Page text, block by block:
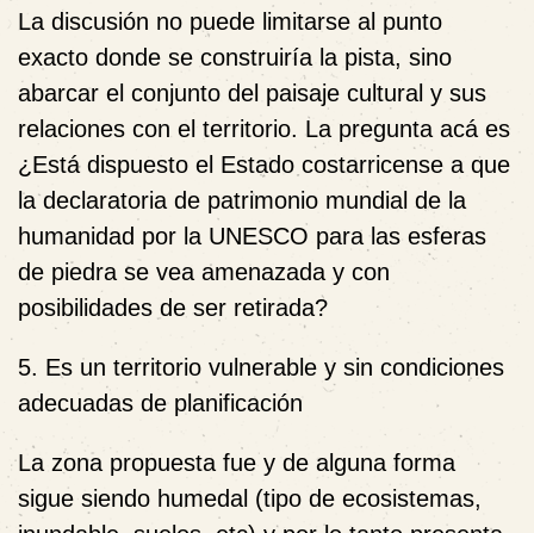
La discusión no puede limitarse al punto
exacto donde se construiría la pista, sino
abarcar el conjunto del paisaje cultural y sus
relaciones con el territorio. La pregunta acá es
¿Está dispuesto el Estado costarricense a que
la declaratoria de patrimonio mundial de la
humanidad por la UNESCO para las esferas
de piedra se vea amenazada y con
posibilidades de ser retirada?
5. Es un territorio vulnerable y sin condiciones
adecuadas de planificación
La zona propuesta fue y de alguna forma
sigue siendo humedal (tipo de ecosistemas,